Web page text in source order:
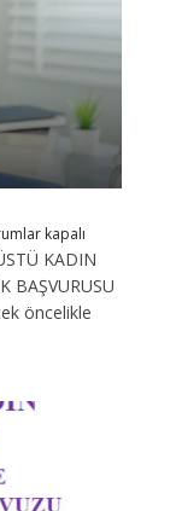
kapalı
KADIN
BAŞVURUSU
öncelikle